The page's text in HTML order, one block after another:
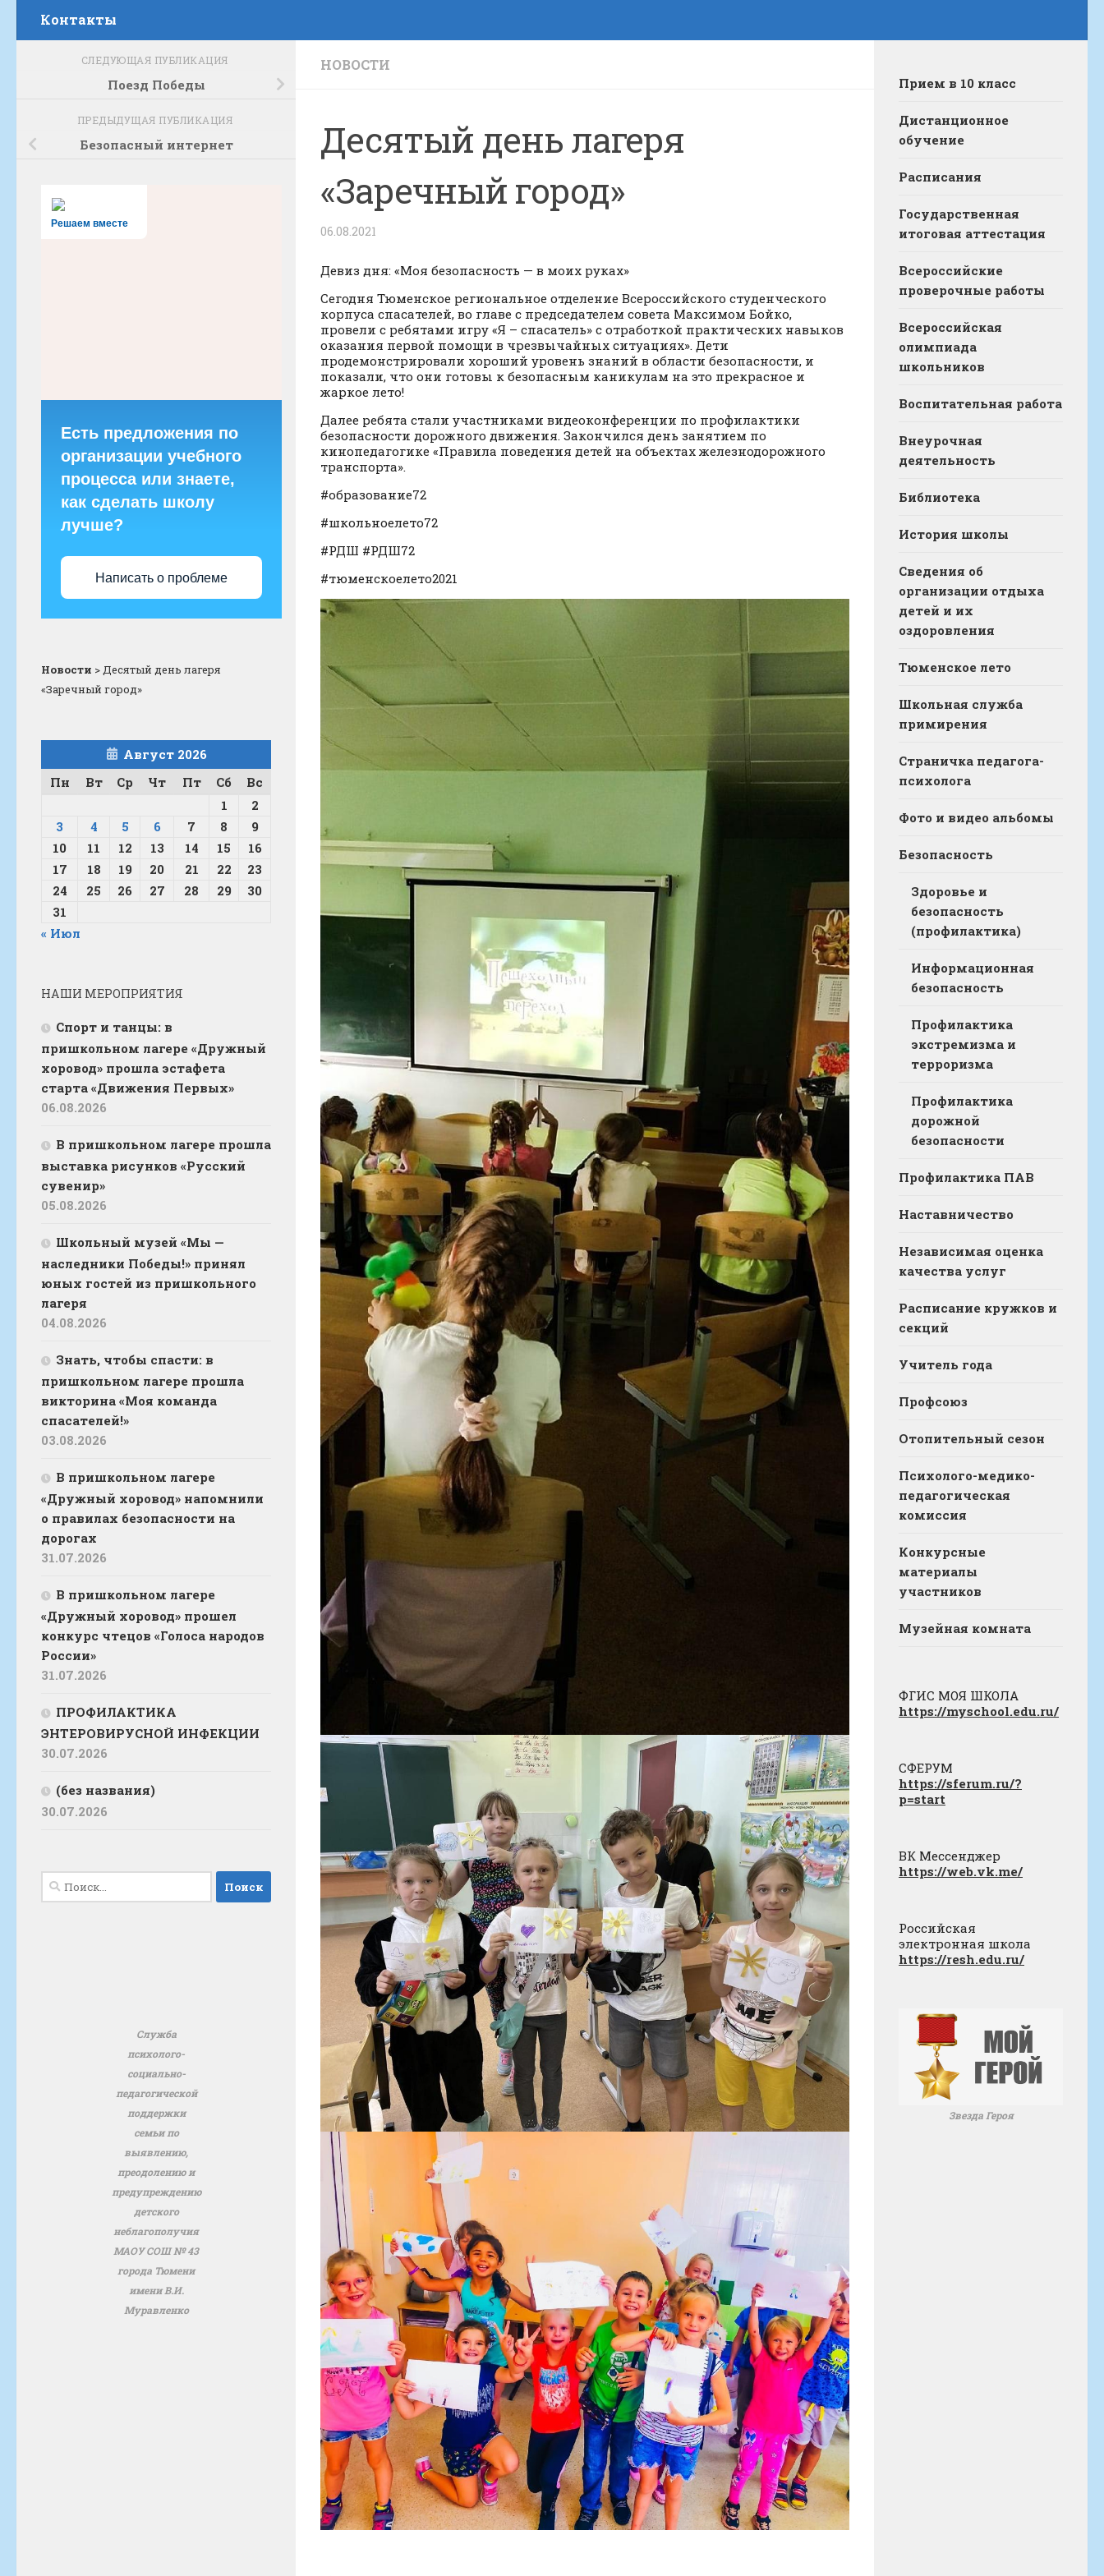
Контакты
НОВОСТИ
Десятый день лагеря
«Заречный город»
06.08.2021
Девиз дня: «Моя безопасность — в моих руках»
Сегодня Тюменское региональное отделение Всероссийского студенческого
корпуса спасателей, во главе с председателем совета Максимом Бойко,
провели с ребятами игру «Я – спасатель» с отработкой практических навыков
оказания первой помощи в чрезвычайных ситуациях». Дети
продемонстрировали хороший уровень знаний в области безопасности, и
показали, что они готовы к безопасным каникулам на это прекрасное и
жаркое лето!
Далее ребята стали участниками видеоконференции по профилактики
безопасности дорожного движения. Закончился день занятием по
кинопедагогике «Правила поведения детей на объектах железнодорожного
транспорта».
#образование72
#школьноелето72
#РДШ #РДШ72
#тюменскоелето2021
СЛЕДУЮЩАЯ ПУБЛИКАЦИЯ
Поезд Победы
ПРЕДЫДУЩАЯ ПУБЛИКАЦИЯ
Безопасный интернет
Решаем вместе
Есть предложения по
организации учебного
процесса или знаете,
как сделать школу
лучше?
Написать о проблеме
Новости >Десятый день лагеря
«Заречный город»
Август 2026
Пн
Вт Ср Чт Пт Сб
Вс
1
2
3
4 5 6 7 8
9
10
11 12 13 14 15
16
17
18 19 20 21 22
23
24
25 26 27 28 29
30
31
« Июл
НАШИ МЕРОПРИЯТИЯ
Спорт и танцы: в
пришкольном лагере «Дружный
хоровод» прошла эстафета
старта «Движения Первых»
06.08.2026
В пришкольном лагере прошла
выставка рисунков «Русский
сувенир»
05.08.2026
Школьный музей «Мы —
наследники Победы!» принял
юных гостей из пришкольного
лагеря
04.08.2026
Знать, чтобы спасти: в
пришкольном лагере прошла
викторина «Моя команда
спасателей!»
03.08.2026
В пришкольном лагере
«Дружный хоровод» напомнили
о правилах безопасности на
дорогах
31.07.2026
В пришкольном лагере
«Дружный хоровод» прошел
конкурс чтецов «Голоса народов
России»
31.07.2026
ПРОФИЛАКТИКА
ЭНТЕРОВИРУСНОЙ ИНФЕКЦИИ
30.07.2026
(без названия)
30.07.2026
Найти:
Служба
психолого-
социально-
педагогической
поддержки
семьи по
выявлению,
преодолению и
предупреждению
детского
неблагополучия
МАОУ СОШ № 43
города Тюмени
имени В.И.
Муравленко
Прием в 10 класс
Дистанционное
обучение
Расписания
Государственная
итоговая аттестация
Всероссийские
проверочные работы
Всероссийская
олимпиада
школьников
Воспитательная работа
Внеурочная
деятельность
Библиотека
История школы
Сведения об
организации отдыха
детей и их
оздоровления
Тюменское лето
Школьная служба
примирения
Страничка педагога-
психолога
Фото и видео альбомы
Безопасность
Здоровье и
безопасность
(профилактика)
Информационная
безопасность
Профилактика
экстремизма и
терроризма
Профилактика
дорожной
безопасности
Профилактика ПАВ
Наставничество
Независимая оценка
качества услуг
Расписание кружков и
секций
Учитель года
Профсоюз
Отопительный сезон
Психолого-медико-
педагогическая
комиссия
Конкурсные
материалы
участников
Музейная комната
ФГИС МОЯ ШКОЛА
https://myschool.edu.ru/
СФЕРУМ
https://sferum.ru/?
p=start
ВК Мессенджер
https://web.vk.me/
Российская
электронная школа
https://resh.edu.ru/
Звезда Героя